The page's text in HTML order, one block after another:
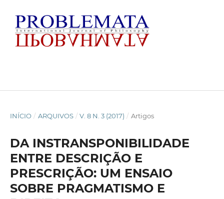
INÍCIO / ARQUIVOS / V. 8 N. 3 (2017) / Artigos
DA INSTRANSPONIBILIDADE
ENTRE DESCRIÇÃO E
PRESCRIÇÃO: UM ENSAIO
SOBRE PRAGMATISMO E